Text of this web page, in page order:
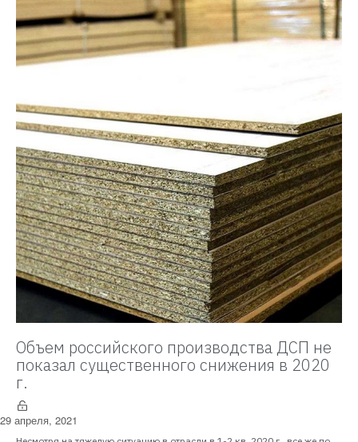
Объем российского производства ДСП не
показал существенного снижения в 2020
г.
29 апреля, 2021